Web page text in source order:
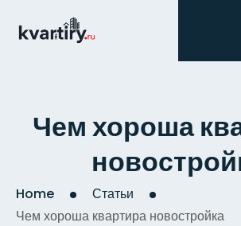
Чем хороша
Home
Статьи
Чем хороша квартира новостройка